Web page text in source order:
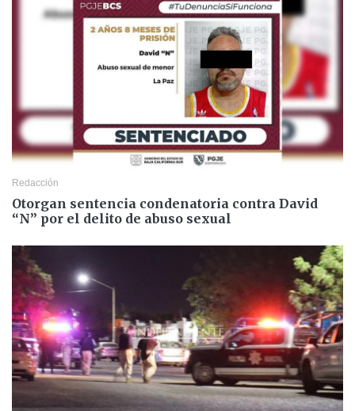
Redacción
Otorgan sentencia condenatoria contra David
“N” por el delito de abuso sexual